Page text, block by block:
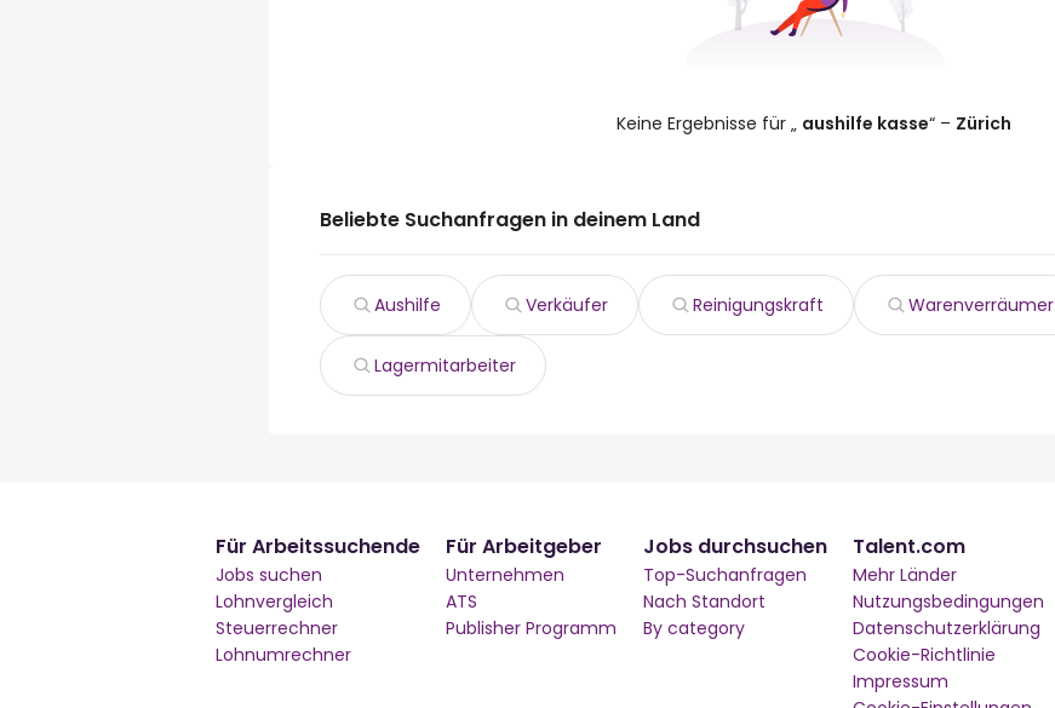
Keine Ergebnisse für „ aushilfe kasse“ – Zürich
Beliebte Suchanfragen in deinem Land
Aushilfe Verkäufer Reinigungskraft Warenverräumer
Lagermitarbeiter
Für Arbeitssuchende
Jobs suchen
Lohnvergleich
Steuerrechner
Lohnumrechner
Für Arbeitgeber
Unternehmen
ATS
Publisher Programm
Jobs durchsuchen
Top-Suchanfragen
Nach Standort
By category
Talent.com
Mehr Länder
Nutzungsbedingungen
Datenschutzerklärung
Cookie-Richtlinie
Impressum